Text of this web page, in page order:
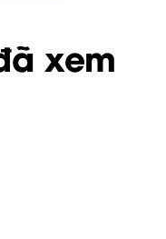
xem